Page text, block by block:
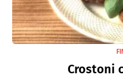
Crostoni